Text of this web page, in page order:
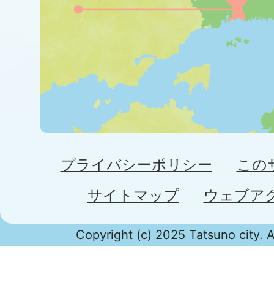
プライバシーポリシー
この
サイトマップ
ウェブア
Copyright (c) 2025 Tatsuno city.